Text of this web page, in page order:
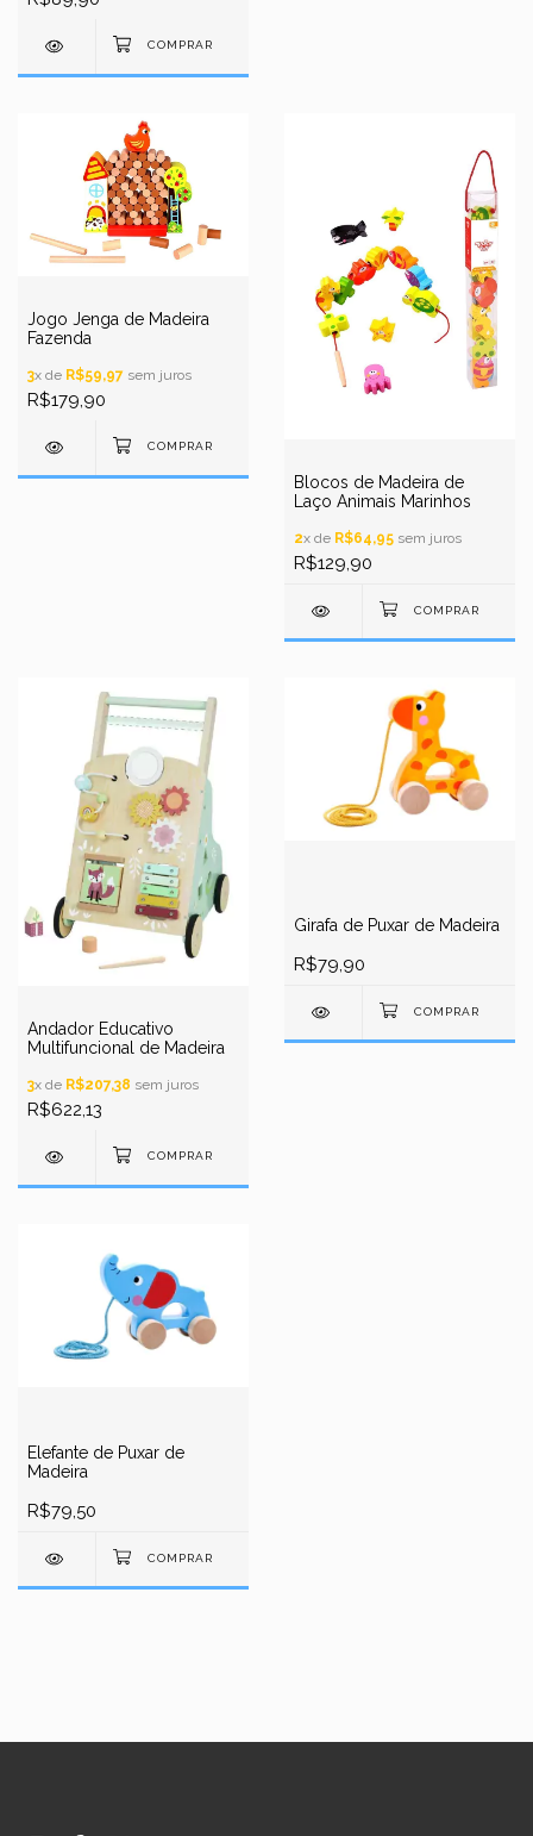
Jogo Jenga de Madeira
Fazenda
3x de R$59,97 sem juros
R$179,90
Blocos de Madeira de
Laço Animais Marinhos
2x de R$64,95 sem juros
R$129,90
Andador Educativo
Multifuncional de Madeira
3x de R$207,38 sem juros
R$622,13
Girafa de Puxar de Madeira
R$79,90
Elefante de Puxar de
Madeira
R$79,50